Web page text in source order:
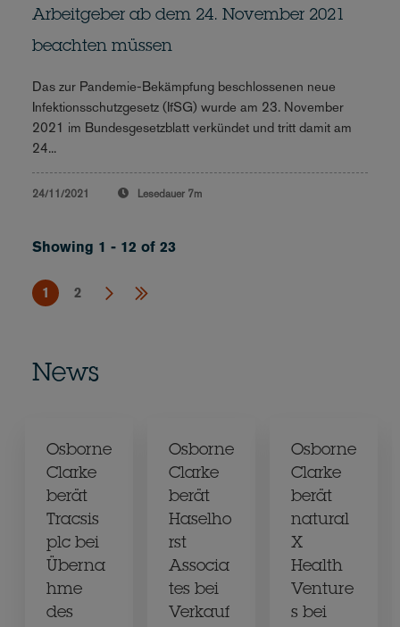
Arbeitgeber ab dem 24. November 2021
beachten müssen
Das zur Pandemie-Bekämpfung beschlossenen neue
Infektionsschutzgesetz (IfSG) wurde am 23. November
2021 im Bundesgesetzblatt verkündet und tritt damit am
24...
24/11/2021 Lesedauer 7m
Showing 1 - 12 of 23
1 2
News
Osborne
Clarke
berät
Tracsis
plc bei
Überna
hme
des
Osborne
Clarke
berät
Haselho
rst
Associa
tes bei
Verkauf
Osborne
Clarke
berät
natural
X
Health
Venture
s bei